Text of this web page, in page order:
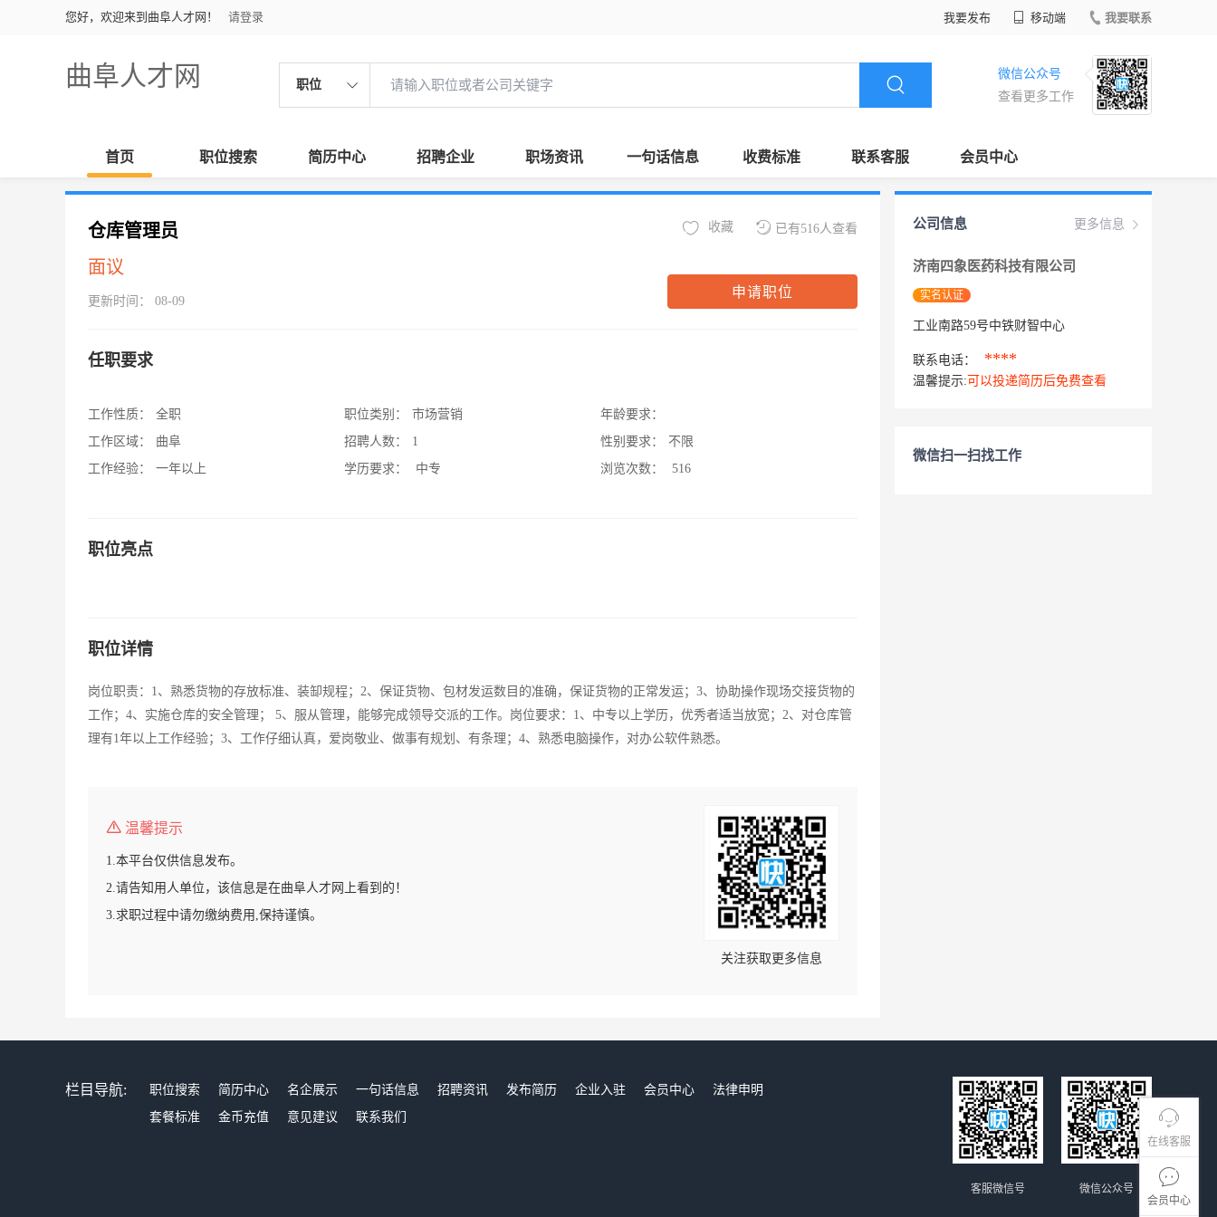
您好，欢迎来到曲阜人才网！ 请登录 我要发布 移动端 我要联系
曲阜人才网 职位
微信公众号
查看更多工作
首页 职位搜索 简历中心 招聘企业 职场资讯 一句话信息 收费标准 联系客服 会员中心
在线客服
会员中心
仓库管理员
面议
更新时间： 08-09
已有516人查看
收藏
申请职位
任职要求
工作性质：
全职
工作区域：
曲阜
工作经验：
一年以上
职位类别：
市场营销
招聘人数：
1
学历要求：
中专
年龄要求：
性别要求：
不限
浏览次数：
516
职位亮点
职位详情
岗位职责：1、熟悉货物的存放标准、装缷规程；2、保证货物、包材发运数目的准确，保证货物的正常发运；3、协助操作现场交接货物的
工作；4、实施仓库的安全管理； 5、服从管理，能够完成领导交派的工作。岗位要求：1、中专以上学历，优秀者适当放宽；2、对仓库管
理有1年以上工作经验；3、工作仔细认真，爱岗敬业、做事有规划、有条理；4、熟悉电脑操作，对办公软件熟悉。
温馨提示
1.本平台仅供信息发布。
2.请告知用人单位，该信息是在曲阜人才网上看到的！
3.求职过程中请勿缴纳费用,保持谨慎。
关注获取更多信息
更多信息
公司信息
济南四象医药科技有限公司
实名认证
工业南路59号中铁财智中心
联系电话： ****
温馨提示: 可以投递简历后免费查看
微信扫一扫找工作
栏目导航: 职位搜索 简历中心 名企展示 一句话信息 招聘资讯 发布简历 企业入驻 会员中心
法律申明
套餐标准
金币充值 意见建议 联系我们
微信公众号
客服微信号